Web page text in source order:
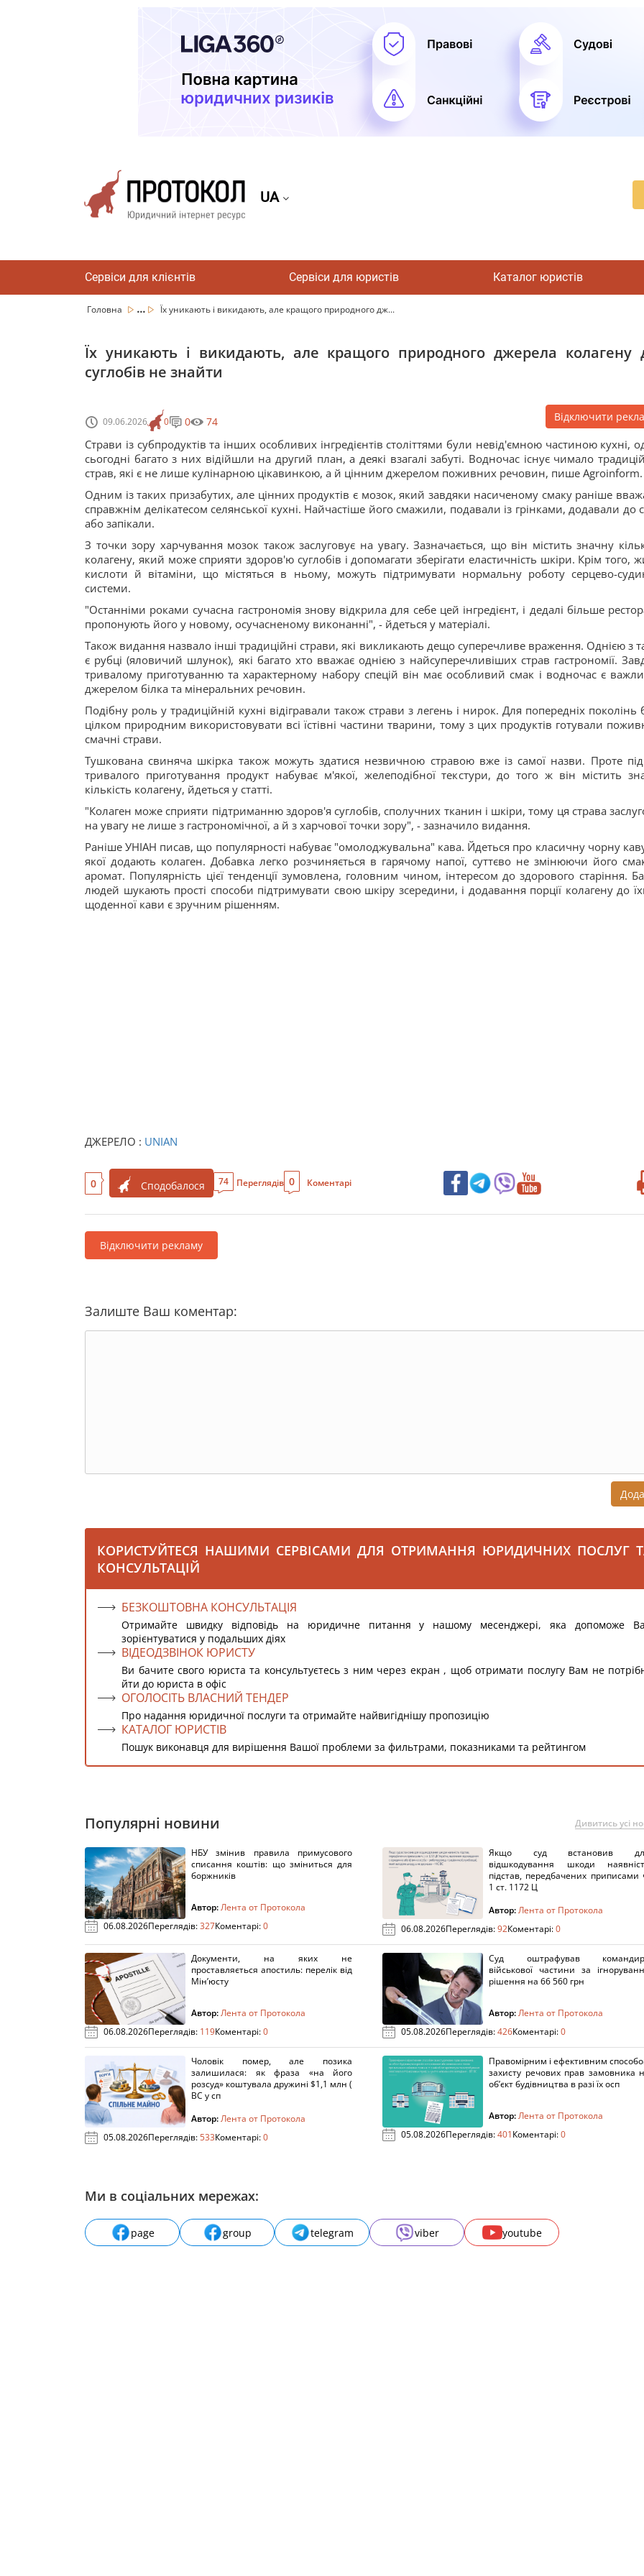
UA
Сервіси для клієнтів Сервіси для юристів Каталог юристів
Головна ... Їх уникають і викидають, але кращого природного дж...
Їх уникають і викидають, але кращого природного джерела колагену
суглобів не знайти
09.06.2026 0 0 74 Відключити
Страви із субпродуктів та інших особливих інгредієнтів століттями були невід'ємною частиною кухні,
сьогодні багато з них відійшли на другий план, а деякі взагалі забуті. Водночас існує чимало
страв, які є не лише кулінарною цікавинкою, а й цінним джерелом поживних речовин, пише Agroinform.
Одним із таких призабутих, але цінних продуктів є мозок, який завдяки насиченому смаку раніше
справжнім делікатесом селянської кухні. Найчастіше його смажили, подавали із грінками, додавали до
або запікали.
З точки зору харчування мозок також заслуговує на увагу. Зазначається, що він містить значну
колагену, який може сприяти здоров'ю суглобів і допомагати зберігати еластичність шкіри. Крім того,
кислоти й вітаміни, що містяться в ньому, можуть підтримувати нормальну роботу серцево-
системи.
"Останніми роками сучасна гастрономія знову відкрила для себе цей інгредієнт, і дедалі більше
пропонують його у новому, осучасненому виконанні", - йдеться у матеріалі.
Також видання назвало інші традиційні страви, які викликають дещо суперечливе враження. Однією з
є рубці (яловичий шлунок), які багато хто вважає однією з найсуперечливіших страв гастрономії.
тривалому приготуванню та характерному набору спецій він має особливий смак і водночас є
джерелом білка та мінеральних речовин.
Подібну роль у традиційній кухні відігравали також страви з легень і нирок. Для попередніх поколінь
цілком природним використовувати всі їстівні частини тварини, тому з цих продуктів готували
смачні страви.
Тушкована свиняча шкірка також можуть здатися незвичною стравою вже із самої назви. Проте
тривалого приготування продукт набуває м'якої, желеподібної текстури, до того ж він містить
кількість колагену, йдеться у статті.
"Колаген може сприяти підтриманню здоров'я суглобів, сполучних тканин і шкіри, тому ця страва
на увагу не лише з гастрономічної, а й з харчової точки зору", - зазначило видання.
Раніше УНІАН писав, що популярності набуває "омолоджувальна" кава. Йдеться про класичну чорну
якої додають колаген. Добавка легко розчиняється в гарячому напої, суттєво не змінюючи його
аромат. Популярність цієї тенденції зумовлена, головним чином, інтересом до здорового старіння.
людей шукають прості способи підтримувати свою шкіру зсередини, і додавання порції колагену до
щоденної кави є зручним рішенням.
ДЖЕРЕЛО : UNIAN
0 Сподобалося 74 Переглядів 0 Коментарі
Відключити рекламу
Залиште Ваш коментар:
КОРИСТУЙТЕСЯ НАШИМИ СЕРВІСАМИ ДЛЯ ОТРИМАННЯ ЮРИДИЧНИХ ПОСЛУГ
КОНСУЛЬТАЦІЙ
БЕЗКОШТОВНА КОНСУЛЬТАЦІЯ
Отримайте швидку відповідь на юридичне питання у нашому месенджері, яка допоможе
зорієнтуватися у подальших діях
ВІДЕОДЗВІНОК ЮРИСТУ
Ви бачите свого юриста та консультуєтесь з ним через екран , щоб отримати послугу Вам не
йти до юриста в офіс
ОГОЛОСІТЬ ВЛАСНИЙ ТЕНДЕР
Про надання юридичної послуги та отримайте найвигіднішу пропозицію
КАТАЛОГ ЮРИСТІВ
Пошук виконавця для вирішення Вашої проблеми за фильтрами, показниками та рейтингом
Популярні новини Дивитись усі
НБУ змінив правила примусового
списання коштів: що зміниться для
боржників
Автор:Лента от Протокола
06.08.2026Переглядів:327Коментарі:0
Якщо суд встановив
відшкодування шкоди
підстав, передбачених приписами
1 ст. 1172 Ц
Автор:Лента от Протокола
06.08.2026Переглядів:92Коментарі:0
Документи, на яких не
проставляється апостиль: перелік від
Мін’юсту
Автор:Лента от Протокола
06.08.2026Переглядів: 119Коментарі:0
Суд оштрафував
військової частини за
рішення на 66 560 грн
Автор:Лента от Протокола
05.08.2026Переглядів:426Коментарі:0
Чоловік помер, але позика
залишилася: як фраза «на його
розсуд» коштувала дружині $1,1 млн (
ВС у сп
Автор:Лента от Протокола
05.08.2026Переглядів:533Коментарі:0
Правомірним і ефективним
захисту речових прав замовника
об’єкт будівництва в разі їх осп
Автор:Лента от Протокола
05.08.2026Переглядів:401Коментарі:0
Ми в соціальних мережах:
page group telegram viber youtube